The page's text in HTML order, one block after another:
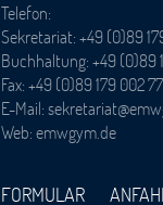
Telefon:
Sekretariat: +49 (0)89
Buchhaltung: +49 (0)89
Fax: +49 (0)89 179 002 77
E-Mail:
Web: emwgym.de
FORMULAR